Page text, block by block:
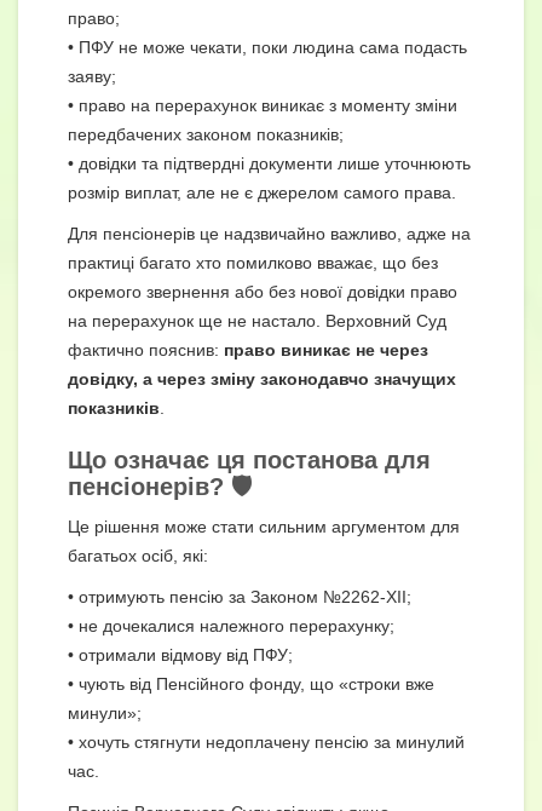
право;
• ПФУ не може чекати, поки людина сама подасть
заяву;
• право на перерахунок виникає з моменту зміни
передбачених законом показників;
• довідки та підтвердні документи лише уточнюють
розмір виплат, але не є джерелом самого права.
Для пенсіонерів це надзвичайно важливо, адже на
практиці багато хто помилково вважає, що без
окремого звернення або без нової довідки право
на перерахунок ще не настало. Верховний Суд
фактично пояснив: право виникає не через
довідку, а через зміну законодавчо значущих
показників
Що означає ця постанова для
пенсіонерів? 🛡️
Це рішення може стати сильним аргументом для
багатьох осіб, які:
• отримують пенсію за Законом №2262-XII;
• не дочекалися належного перерахунку;
• отримали відмову від ПФУ;
• чують від Пенсійного фонду, що «строки вже
минули»;
• хочуть стягнути недоплачену пенсію за минулий
час.